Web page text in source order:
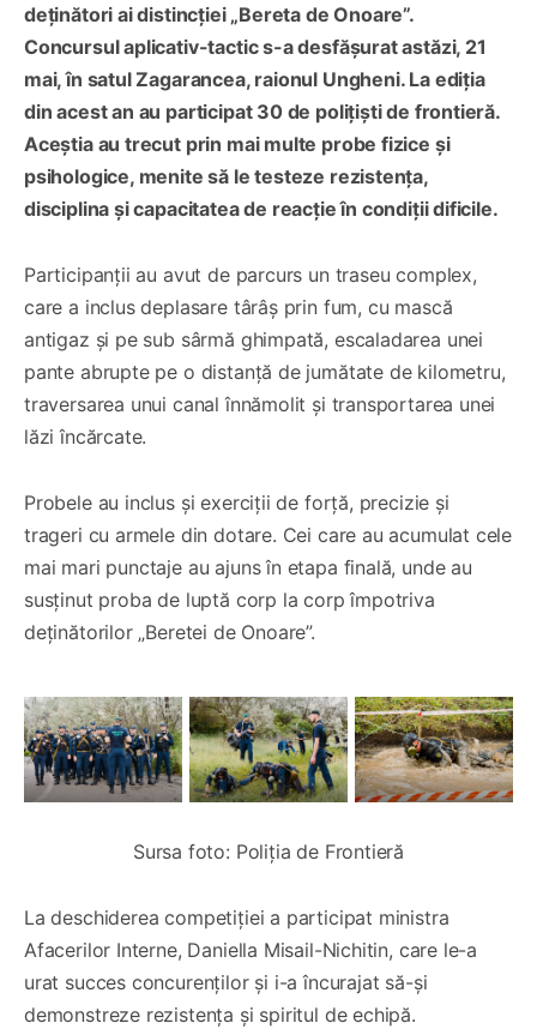
deținători ai distincției „Bereta de Onoare”.
Concursul aplicativ-tactic s-a desfășurat astăzi, 21
mai, în satul Zagarancea, raionul Ungheni. La ediția
din acest an au participat 30 de polițiști de frontieră.
Aceștia au trecut prin mai multe probe fizice și
psihologice, menite să le testeze rezistența,
disciplina și capacitatea de reacție în condiții dificile.
Participanții au avut de parcurs un traseu complex,
care a inclus deplasare târâș prin fum, cu mască
antigaz și pe sub sârmă ghimpată, escaladarea unei
pante abrupte pe o distanță de jumătate de kilometru,
traversarea unui canal înnămolit și transportarea unei
lăzi încărcate.
Probele au inclus și exerciții de forță, precizie și
trageri cu armele din dotare. Cei care au acumulat cele
mai mari punctaje au ajuns în etapa finală, unde au
susținut proba de luptă corp la corp împotriva
deținătorilor „Beretei de Onoare”.
Sursa foto: Poliția de Frontieră
La deschiderea competiției a participat ministra
Afacerilor Interne, Daniella Misail-Nichitin, care le-a
urat succes concurenților și i-a încurajat să-și
demonstreze rezistența și spiritul de echipă.